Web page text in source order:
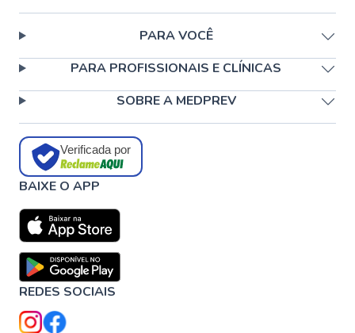
PARA VOCÊ
PARA PROFISSIONAIS E CLÍNICAS
SOBRE A MEDPREV
Verificada por
BAIXE O APP
REDES SOCIAIS